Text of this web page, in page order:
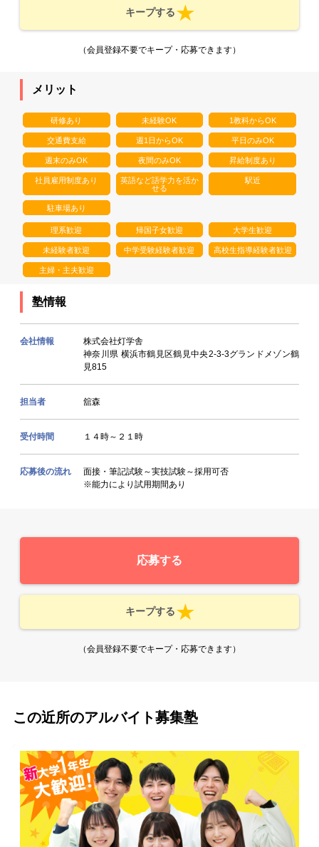
キープする
（会員登録不要でキープ・応募できます）
メリット
研修あり 未経験OK 1教科からOK
交通費支給 週1日からOK 平日のみOK
週末のみOK 夜間のみOK 昇給制度あり
社員雇用制度あり
英語など語学力を活か
せる
駅近
駐車場あり
理系歓迎 帰国子女歓迎 大学生歓迎
未経験者歓迎 中学受験経験者歓迎 高校生指導経験者歓迎
主婦・主夫歓迎
塾情報
会社情報
株式会社灯学舎
神奈川県 横浜市鶴見区鶴見中央2-3-3グランドメゾン鶴
見815
担当者 舘森
受付時間 １４時～２１時
応募後の流れ
面接・筆記試験～実技試験～採用可否
※能力により試用期間あり
応募する
キープする
（会員登録不要でキープ・応募できます）
この近所のアルバイト募集塾